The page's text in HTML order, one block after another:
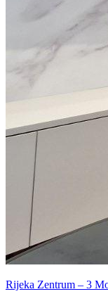
Rijeka Zentrum – 3